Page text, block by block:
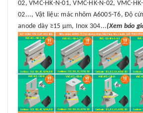
02, VMC-HK-N-01, VMC-HK-N-02, VMC-
02..., Vật liệu: mác nhôm A6005-T6, Độ
anode dày ≥15 μm, Inox 304...(Xem báo